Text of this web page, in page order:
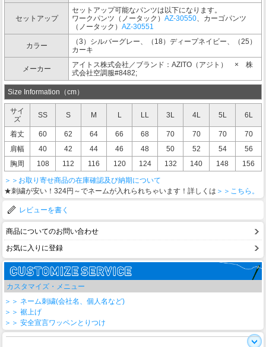
セットアップ
セットアップ可能なパンツは以下になります。
ワークパンツ（ノータック） AZ-30550 、カーゴパンツ
（ノータック） AZ-30551
カラー
（3）シルバーグレー、（18）ディープネイビー、（25）
カーキ
メーカー
アイトス株式会社／ブランド：AZITO（アジト） × 株
式会社空調服#8482;
Size Information（cm）
サイ
ズ
SS S M L LL 3L 4L 5L 6L
着丈 60 62 64 66 68 70 70 70
70
肩幅
40 42 44 46 48 50 52 54
56
胸周
108 112 116 120 124 132 140 148
156
＞＞お取り寄せ商品の在庫確認及び納期について
★刺繍が安い！324円～でネームが入れられちゃいます！詳しくは ＞＞こちら。
レビューを書く
商品についてのお問い合わせ
お気に入りに登録
カスタマイズ・メニュー
＞＞ ネーム刺繍(会社名、個人名など)
＞＞ 裾上げ
＞＞ 安全宣言ワッペンとりつけ